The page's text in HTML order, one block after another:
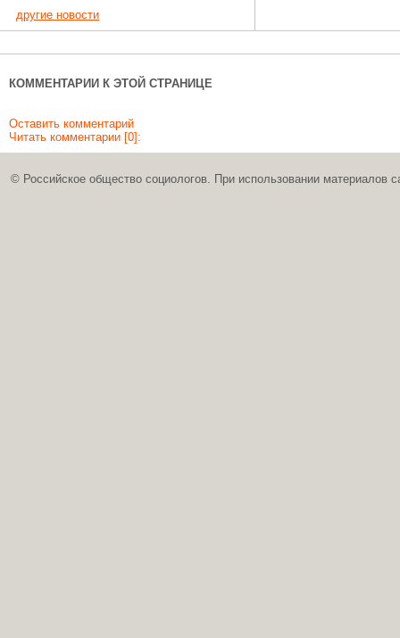
другие новости
КОММЕНТАРИИ К ЭТОЙ СТРАНИЦЕ
Оставить комментарий
Читать комментарии [0]:
© Российское общество социологов. При использовании материалов